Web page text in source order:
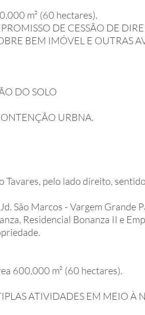
m² (60 hectares).
DE CESSÃO DE
BEM IMÓVEL E OUTRAS
DO SOLO
URBNA.
Tavares, pelo lado direito,
São Marcos - Vargem Grande
Residencial Bonanza II e
600.000 m² (60 hectares).
ATIVIDADES EM MEIO À